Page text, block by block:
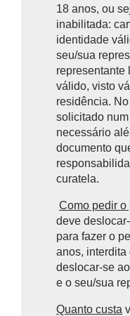
18 anos, ou
inabilitada:
identidade
seu/sua
representante
válido, visto
residência.
solicitado
necessário
documento
curatela.
Como pedir o
deve
para fazer o
anos,
deslocar-se
e o seu/sua
Quanto custa